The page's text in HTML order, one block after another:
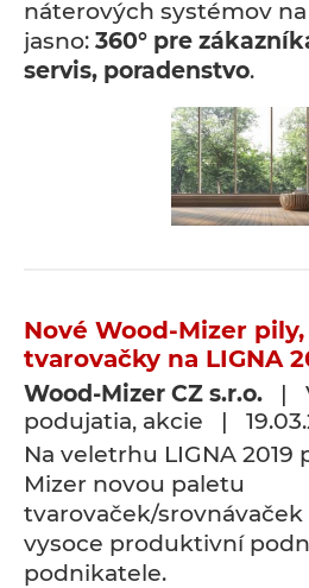
náterových systémov
jasno: 360° pre
servis, poradenstvo.
Nové Wood-Mizer
tvarovačky na LIGNA
Wood-Mizer CZ s.r.o. |
podujatia, akcie |
Na veletrhu LIGNA
Mizer novou paletu
tvarovaček/
vysoce produktivní
podnikatele.